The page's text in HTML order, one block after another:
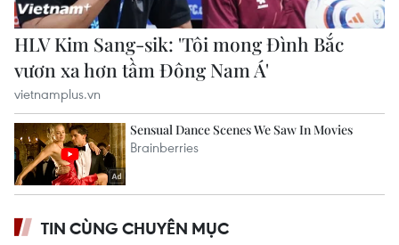
TIN CÙNG CHUYÊN MỤC